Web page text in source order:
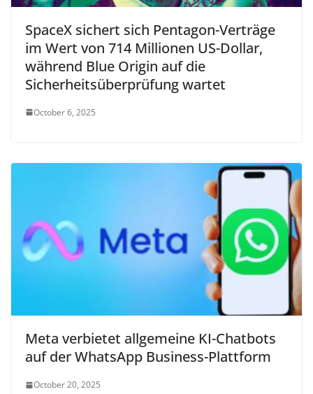
SpaceX sichert sich Pentagon-Verträge
im Wert von 714 Millionen US-Dollar,
während Blue Origin auf die
Sicherheitsüberprüfung wartet
October 6, 2025
Meta verbietet allgemeine KI-Chatbots
auf der WhatsApp Business-Plattform
October 20, 2025